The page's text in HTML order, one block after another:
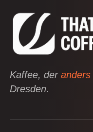
Kaffee, der anders
Dresden.